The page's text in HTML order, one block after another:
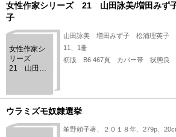
女性作家シリーズ 21 山田詠美/増田みず
子
女性作家シ
リーズ
21 山田詠
子/笙野頼子
山田詠美 増田みず子 松浦理英子
11、1冊
初版 B6 467頁 カバー帯 状態良
ウラミズモ奴隷選挙
笙野頼子著、２０１８年、279p、